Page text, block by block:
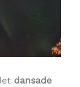
dansade